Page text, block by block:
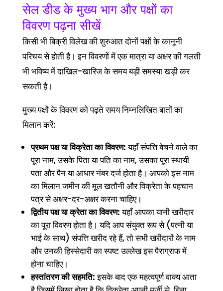
सेल डीड के मुख्य भाग और पक्षों का
विवरण पढ़ना सीखें
किसी भी बिक्री विलेख की शुरुआत दोनों पक्षों के कानूनी
परिचय से होती है। इन विवरणों में एक मात्रा या अक्षर की गलती
भी भविष्य में दाखिल-खारिज के समय बड़ी समस्या खड़ी कर
सकती है।
मुख्य पक्षों के विवरण को पढ़ते समय निम्नलिखित बातों का
मिलान करें:
प्रथम पक्ष या विक्रेता का विवरण:यहाँ संपत्ति बेचने वाले का
पूरा नाम, उसके पिता या पति का नाम, उसका पूरा स्थायी
पता और पैन या आधार नंबर दर्ज होता है। आपको इस नाम
का मिलान जमीन की मूल खतौनी और विक्रेता के पहचान
पत्र से अक्षर-दर-अक्षर करना चाहिए।
द्वितीय पक्ष या क्रेता का विवरण:यहाँ आपका यानी खरीदार
का पूरा विवरण होता है। यदि आप संयुक्त रूप से (पत्नी या
भाई के साथ) संपत्ति खरीद रहे हैं, तो सभी खरीदारों के नाम
और उनकी हिस्सेदारी का स्पष्ट उल्लेख इस पैराग्राफ में
होना चाहिए।
हस्तांतरण की सहमति:इसके बाद एक महत्वपूर्ण वाक्य आता